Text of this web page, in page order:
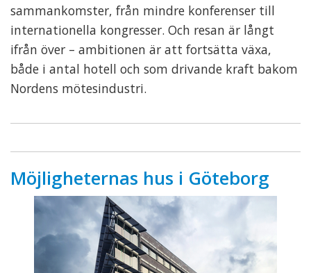
sammankomster, från mindre konferenser till
internationella kongresser. Och resan är långt
ifrån över – ambitionen är att fortsätta växa,
både i antal hotell och som drivande kraft bakom
Nordens mötesindustri.
Möjligheternas hus i Göteborg